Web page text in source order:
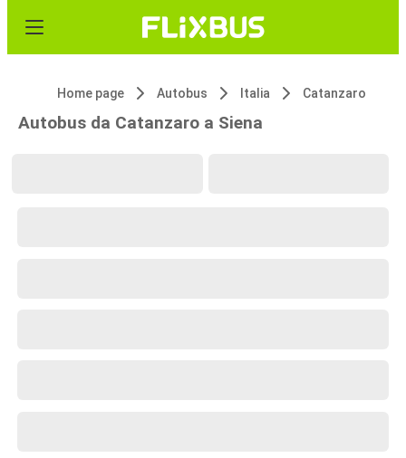
Home page Autobus Italia Catanzaro
Autobus da Catanzaro a Siena